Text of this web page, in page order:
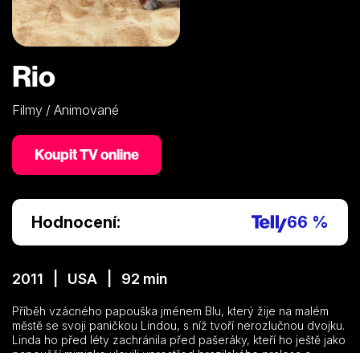
Rio
Filmy / Animované
Koupit TV online
Hodnocení: 66 %
2011 | USA | 92 min
Příběh vzácného papouška jménem Blu, který žije na malém
městě se svoji paničkou Lindou, s níž tvoří nerozlučnou dvojku.
Linda ho před léty zachránila před pašeráky, kteří ho ještě jako